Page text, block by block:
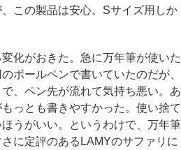
この製品は安心。Sサイズ用しか
化がおきた。急に万年筆が使いた
ボールペンで書いていたのだが、
、ペン先が流れて気持ち悪い。あ
っとも書きやすかった。使い捨て
うがいい。というわけで、万年筆
に定評のあるLAMYのサファリに